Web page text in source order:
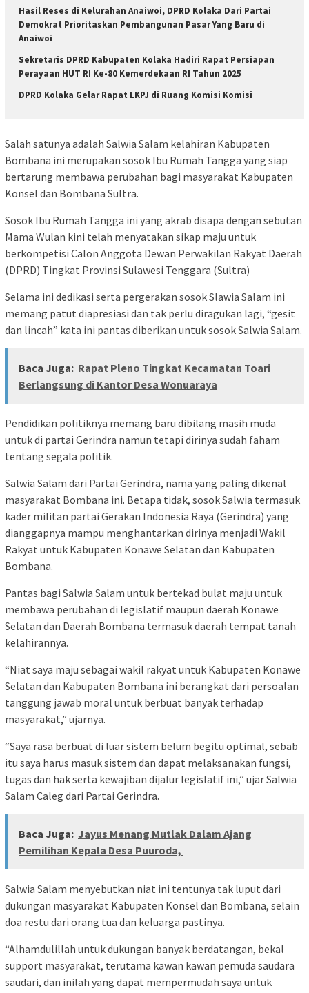
Hasil Reses di Kelurahan Anaiwoi, DPRD Kolaka Dari Partai
Demokrat Prioritaskan Pembangunan Pasar Yang Baru di
Anaiwoi
Sekretaris DPRD Kabupaten Kolaka Hadiri Rapat Persiapan
Perayaan HUT RI Ke-80 Kemerdekaan RI Tahun 2025
DPRD Kolaka Gelar Rapat LKPJ di Ruang Komisi Komisi
Salah satunya adalah Salwia Salam kelahiran Kabupaten
Bombana ini merupakan sosok Ibu Rumah Tangga yang siap
bertarung membawa perubahan bagi masyarakat Kabupaten
Konsel dan Bombana Sultra.
Sosok Ibu Rumah Tangga ini yang akrab disapa dengan sebutan
Mama Wulan kini telah menyatakan sikap maju untuk
berkompetisi Calon Anggota Dewan Perwakilan Rakyat Daerah
(DPRD) Tingkat Provinsi Sulawesi Tenggara (Sultra)
Selama ini dedikasi serta pergerakan sosok Slawia Salam ini
memang patut diapresiasi dan tak perlu diragukan lagi, “gesit
dan lincah” kata ini pantas diberikan untuk sosok Salwia Salam.
Baca Juga: Rapat Pleno Tingkat Kecamatan Toari
Berlangsung di Kantor Desa Wonuaraya
Pendidikan politiknya memang baru dibilang masih muda
untuk di partai Gerindra namun tetapi dirinya sudah faham
tentang segala politik.
Salwia Salam dari Partai Gerindra, nama yang paling dikenal
masyarakat Bombana ini. Betapa tidak, sosok Salwia termasuk
kader militan partai Gerakan Indonesia Raya (Gerindra) yang
dianggapnya mampu menghantarkan dirinya menjadi Wakil
Rakyat untuk Kabupaten Konawe Selatan dan Kabupaten
Bombana.
Pantas bagi Salwia Salam untuk bertekad bulat maju untuk
membawa perubahan di legislatif maupun daerah Konawe
Selatan dan Daerah Bombana termasuk daerah tempat tanah
kelahirannya.
“Niat saya maju sebagai wakil rakyat untuk Kabupaten Konawe
Selatan dan Kabupaten Bombana ini berangkat dari persoalan
tanggung jawab moral untuk berbuat banyak terhadap
masyarakat,” ujarnya.
“Saya rasa berbuat di luar sistem belum begitu optimal, sebab
itu saya harus masuk sistem dan dapat melaksanakan fungsi,
tugas dan hak serta kewajiban dijalur legislatif ini,” ujar Salwia
Salam Caleg dari Partai Gerindra.
Baca Juga: Jayus Menang Mutlak Dalam Ajang
Pemilihan Kepala Desa Puuroda,
Salwia Salam menyebutkan niat ini tentunya tak luput dari
dukungan masyarakat Kabupaten Konsel dan Bombana, selain
doa restu dari orang tua dan keluarga pastinya.
“Alhamdulillah untuk dukungan banyak berdatangan, bekal
support masyarakat, terutama kawan kawan pemuda saudara
saudari, dan inilah yang dapat mempermudah saya untuk